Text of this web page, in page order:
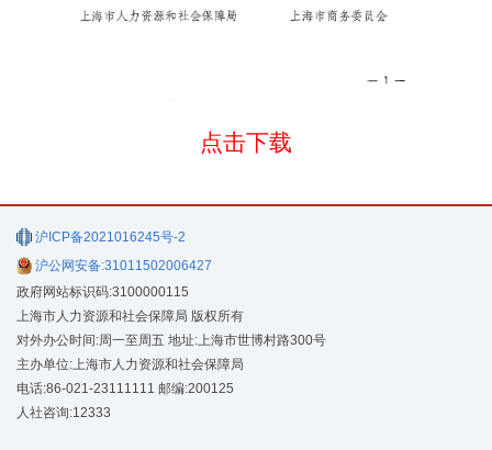
点击下载
沪ICP备2021016245号-2
沪公网安备:31011502006427
政府网站标识码:3100000115
上海市人力资源和社会保障局 版权所有
对外办公时间:周一至周五 地址:上海市世博村路300号
主办单位:上海市人力资源和社会保障局
电话:86-021-23111111 邮编:200125
人社咨询:12333